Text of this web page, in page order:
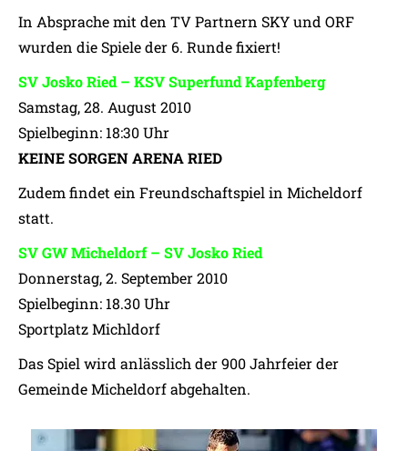
In Absprache mit den TV Partnern SKY und ORF
wurden die Spiele der 6. Runde fixiert!
SV Josko Ried – KSV Superfund Kapfenberg
Samstag, 28. August 2010
Spielbeginn: 18:30 Uhr
KEINE SORGEN ARENA RIED
Zudem findet ein Freundschaftspiel in Micheldorf
statt.
SV GW Micheldorf – SV Josko Ried
Donnerstag, 2. September 2010
Spielbeginn: 18.30 Uhr
Sportplatz Michldorf
Das Spiel wird anlässlich der 900 Jahrfeier der
Gemeinde Micheldorf abgehalten.